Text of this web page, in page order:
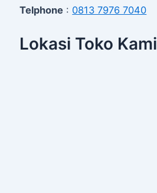
Telphone : 0813 7976 7040
Lokasi Toko Kami